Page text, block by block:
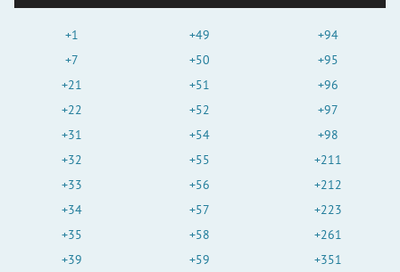
+1
+7
+21
+22
+31
+32
+33
+34
+35
+39
+49
+50
+51
+52
+54
+55
+56
+57
+58
+59
+94
+95
+96
+97
+98
+211
+212
+223
+261
+351